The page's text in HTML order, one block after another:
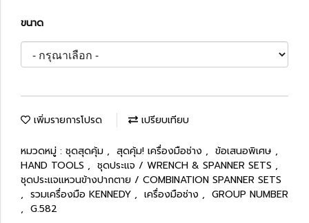
ขนาด
เพิ่มรายการโปรด เปรียบเทียบ
หมวดหมู่ : ชุดสุดคุ้ม , สุดคุ้ม! เครื่องมือช่าง , ข้อเสนอพิเศษ ,
HAND TOOLS , ชุดประแจ / WRENCH & SPANNER SETS ,
ชุดประแจแหวนข้างปากตาย / COMBINATION SPANNER SETS
, รวมเครื่องมือ KENNEDY , เครื่องมือช่าง , GROUP NUMBER
, G.582